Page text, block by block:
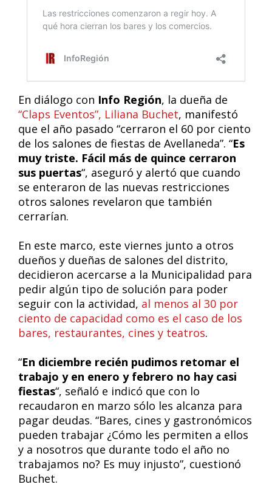
En diálogo con Info Región, la dueña de
“Claps Eventos”, Liliana Buchet, manifestó
que el año pasado “cerraron el 60 por ciento
de los salones de fiestas de Avellaneda”. “Es
muy triste. Fácil más de quince cerraron
sus puertas“, aseguró y alertó que cuando
se enteraron de las nuevas restricciones
otros salones revelaron que también
cerrarían.
En este marco, este viernes junto a otros
dueños y dueñas de salones del distrito,
decidieron acercarse a la Municipalidad para
pedir algún tipo de solución para poder
seguir con la actividad, al menos al 30 por
ciento de capacidad como es el caso de los
bares, restaurantes, cines y teatros.
“En diciembre recién pudimos retomar el
trabajo y en enero y febrero no hay casi
fiestas“, señaló e indicó que con lo
recaudaron en marzo sólo les alcanza para
pagar deudas. “Bares, cines y gastronómicos
pueden trabajar ¿Cómo les permiten a ellos
y a nosotros que durante todo el año no
trabajamos no? Es muy injusto”, cuestionó
Buchet.